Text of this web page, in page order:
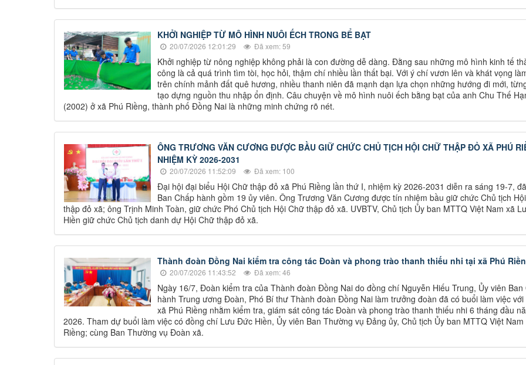
KHỞI NGHIỆP TỪ MÔ HÌNH NUÔI ẾCH TRONG BỂ BẠT
20/07/2026 12:01:29 Đã xem: 59
Khởi nghiệp từ nông nghiệp không phải là con đường dễ dàng. Đằng sau những mô hình kinh tế
công là cả quá trình tìm tòi, học hỏi, thậm chí nhiều lần thất bại. Với ý chí vươn lên và khát vọng
trên chính mảnh đất quê hương, nhiều thanh niên đã mạnh dạn lựa chọn những hướng đi mới,
tạo dựng nguồn thu nhập ổn định. Câu chuyện về mô hình nuôi ếch bằng bạt của anh Chu Thế
(2002) ở xã Phú Riềng, thành phố Đồng Nai là những minh chứng rõ nét.
ÔNG TRƯƠNG VĂN CƯƠNG ĐƯỢC BẦU GIỮ CHỨC CHỦ TỊCH HỘI CHỮ THẬP ĐỎ XÃ PHÚ
NHIỆM KỲ 2026-2031
20/07/2026 11:52:09 Đã xem: 100
Đại hội đại biểu Hội Chữ thập đỏ xã Phú Riềng lần thứ I, nhiệm kỳ 2026-2031 diễn ra sáng 19-7,
Ban Chấp hành gồm 19 ủy viên. Ông Trương Văn Cương được tín nhiệm bầu giữ chức Chủ tịch
thập đỏ xã; ông Trịnh Minh Toàn, giữ chức Phó Chủ tịch Hội Chữ thập đỏ xã. UVBTV, Chủ tịch Ủy ban MTTQ Việt Nam xã
Hiền giữ chức Chủ tịch danh dự Hội Chữ thập đỏ xã.
Thành đoàn Đồng Nai kiểm tra công tác Đoàn và phong trào thanh thiếu nhi tại xã Phú
20/07/2026 11:43:52 Đã xem: 46
Ngày 16/7, Đoàn kiểm tra của Thành đoàn Đồng Nai do đồng chí Nguyễn Hiếu Trung, Ủy viên Ban
hành Trung ương Đoàn, Phó Bí thư Thành đoàn Đồng Nai làm trưởng đoàn đã có buổi làm việc
xã Phú Riềng nhằm kiểm tra, giám sát công tác Đoàn và phong trào thanh thiếu nhi 6 tháng đầu
2026. Tham dự buổi làm việc có đồng chí Lưu Đức Hiền, Ủy viên Ban Thường vụ Đảng ủy, Chủ tịch Ủy ban MTTQ Việt Nam
Riềng; cùng Ban Thường vụ Đoàn xã.